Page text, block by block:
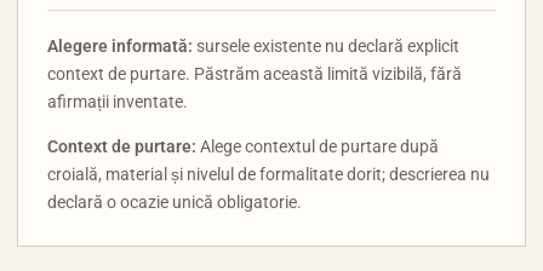
Alegere informată: sursele existente nu declară explicit
context de purtare. Păstrăm această limită vizibilă, fără
afirmații inventate.
Context de purtare: Alege contextul de purtare după
croială, material și nivelul de formalitate dorit; descrierea nu
declară o ocazie unică obligatorie.